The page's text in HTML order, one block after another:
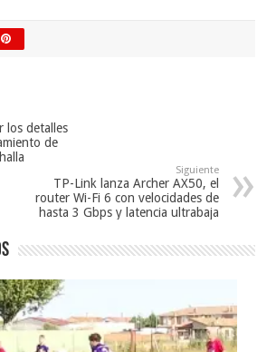
los detalles
de
Siguiente
TP-Link lanza Archer AX50, el
router Wi-Fi 6 con velocidades de
hasta 3 Gbps y latencia ultrabaja